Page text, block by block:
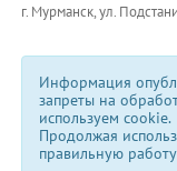
г. Мурманск, ул.
Информация
запреты на
используем сookie.
Продолжая
правильную